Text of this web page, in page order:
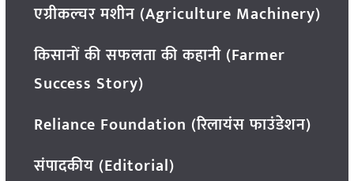
एग्रीकल्चर मशीन (Agriculture Machinery)
किसानों की सफलता की कहानी (Farmer
Success Story)
Reliance Foundation (रिलायंस फाउंडेशन)
संपादकीय (Editorial)